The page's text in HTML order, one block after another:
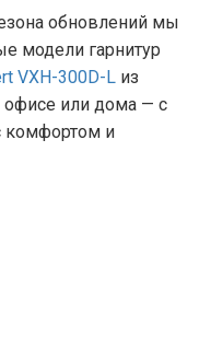
обновлений мы
модели гарнитур
VXH-300D-L из
офисе или дома — с
комфортом и